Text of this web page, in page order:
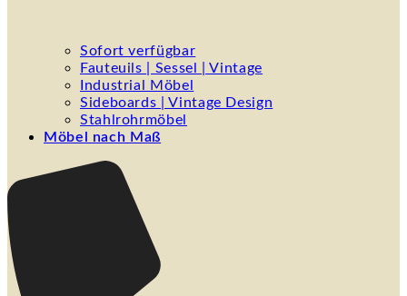
Sofort verfügbar
Fauteuils | Sessel | Vintage
Industrial Möbel
Sideboards | Vintage Design
Stahlrohrmöbel
Möbel nach Maß